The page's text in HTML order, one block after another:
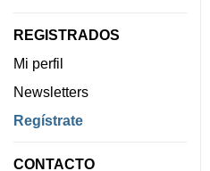
REGISTRADOS
Mi perfil
Newsletters
Regístrate
CONTACTO